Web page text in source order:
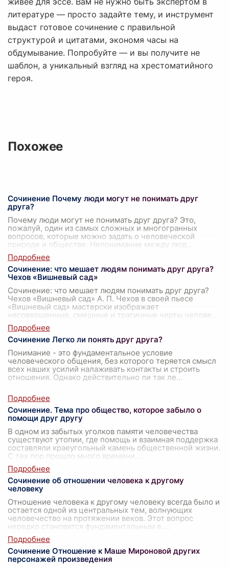
литературе — просто задайте тему, и инструмент
выдаст готовое сочинение с правильной
структурой и цитатами, экономя часы на
обдумывание. Попробуйте — и вы получите не
шаблон, а уникальный взгляд на хрестоматийного
героя.
Похожее
Сочинение Почему люди могут не понимать друг
друга?
Почему люди могут не понимать друг друга? Это,
пожалуй, один из самых сложных и многогранных
вопросов, которые можно задать о человеческой
природе и обществе. Непонимание между люд
Сочинение: что мешает людям понимать друг друга?
Чехов «Вишневый сад»
Сочинение: что мешает людям понимать друг друга?
Чехов «Вишневый сад» А. П. Чехов в своей пьесе
«Вишневый сад» мастерски изображает
несовершенные, смешные и трагичные черты челове
Сочинение Легко ли понять друг друга?
Понимание - это фундаментальное условие
человеческого общения, без которого теряется смысл
всех наших усилий налаживать контакты и строить
отношения. Однако действительно ли так ле...
Сочинение. Тема про общество, которое забыло о
помощи друг другу
В одном из забытых уголков памяти человечества
существуют утопии, где помощь и взаимная поддержка
составляли краеугольный камень общественной жизни.
С тех пор прошло много времени,
Сочинение об отношении человека к другому
человеку
Отношение человека к другому человеку всегда было и
остается одной из центральных тем, волнующих
человечество на протяжении веков. Этот вопрос
нередко становится фундаментальным в
Сочинение Отношение к Маше Мироновой других
персонажей произведения